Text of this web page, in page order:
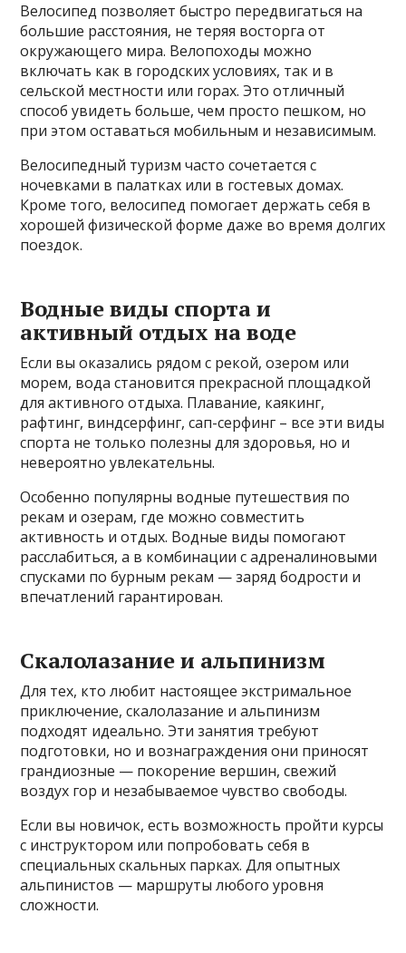
Велосипед позволяет быстро передвигаться на
большие расстояния, не теряя восторга от
окружающего мира. Велопоходы можно
включать как в городских условиях, так и в
сельской местности или горах. Это отличный
способ увидеть больше, чем просто пешком, но
при этом оставаться мобильным и независимым.
Велосипедный туризм часто сочетается с
ночевками в палатках или в гостевых домах.
Кроме того, велосипед помогает держать себя в
хорошей физической форме даже во время долгих
поездок.
Водные виды спорта и
активный отдых на воде
Если вы оказались рядом с рекой, озером или
морем, вода становится прекрасной площадкой
для активного отдыха. Плавание, каякинг,
рафтинг, виндсерфинг, сап-серфинг – все эти виды
спорта не только полезны для здоровья, но и
невероятно увлекательны.
Особенно популярны водные путешествия по
рекам и озерам, где можно совместить
активность и отдых. Водные виды помогают
расслабиться, а в комбинации с адреналиновыми
спусками по бурным рекам — заряд бодрости и
впечатлений гарантирован.
Скалолазание и альпинизм
Для тех, кто любит настоящее экстримальное
приключение, скалолазание и альпинизм
подходят идеально. Эти занятия требуют
подготовки, но и вознаграждения они приносят
грандиозные — покорение вершин, свежий
воздух гор и незабываемое чувство свободы.
Если вы новичок, есть возможность пройти курсы
с инструктором или попробовать себя в
специальных скальных парках. Для опытных
альпинистов — маршруты любого уровня
сложности.